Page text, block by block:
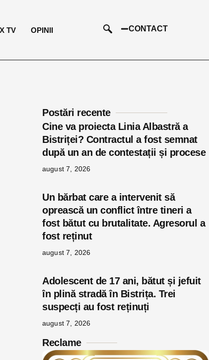
TV OPINII CONTACT
Postări recente
Cine va proiecta Linia Albastră a
Bistriței? Contractul a fost semnat
după un an de contestații și procese
august 7, 2026
Un bărbat care a intervenit să
oprească un conflict între tineri a
fost bătut cu brutalitate. Agresorul a
fost reținut
august 7, 2026
Adolescent de 17 ani, bătut și jefuit
în plină stradă în Bistrița. Trei
suspecți au fost reținuți
august 7, 2026
Reclame